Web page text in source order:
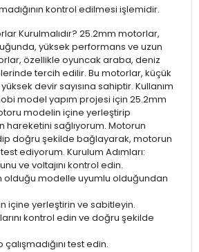
kontrol edilmesi işlemidir.
Kurulmalıdır? 25.2mm motorlar,
yüksek performans ve uzun
özellikle oyuncak araba, deniz
tercih edilir. Bu motorlar, küçük
devir sayısına sahiptir. Kullanım
model yapım projesi için 25.2mm
modelin içine yerleştirip
hareketini sağlıyorum. Motorun
doğru şekilde bağlayarak, motorun
test ediyorum. Kurulum Adımları:
ve voltajını kontrol edin.
olduğu modelle uyumlu olduğundan
içine yerleştirin ve sabitleyin.
kontrol edin ve doğru şekilde
çalışmadığını test edin.